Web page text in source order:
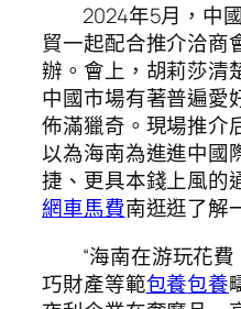
2024年5月，中
貿一起配合推介洽商
辦。會上，胡莉莎清
中國市場有著普遍愛
佈滿獵奇。現場推介
以為海南為進進中國
捷、更具本錢上風的
網車馬費南逛逛了解
“海南在游玩花
巧財產等範包養包養